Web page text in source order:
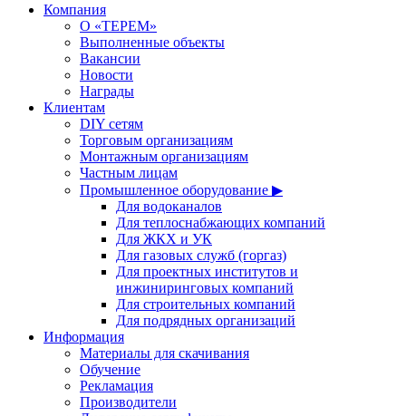
Компания
О «ТЕРЕМ»
Выполненные объекты
Вакансии
Новости
Награды
Клиентам
DIY сетям
Торговым организациям
Монтажным организациям
Частным лицам
Промышленное оборудование ▶
Для водоканалов
Для теплоснабжающих компаний
Для ЖКХ и УК
Для газовых служб (горгаз)
Для проектных институтов и
инжиниринговых компаний
Для строительных компаний
Для подрядных организаций
Информация
Материалы для скачивания
Обучение
Рекламация
Производители